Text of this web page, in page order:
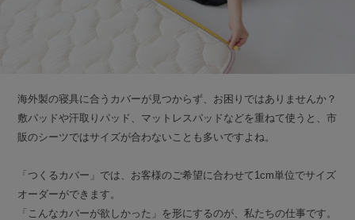
海外製の寝具に合うカバーが見つからず、お困りではありませんか？
敷パッドや汗取りパッド、マットレスパッドなどを重ねて使うと、市
販のシーツではサイズが合わないことも多いですよね。
「つくるカバー」では、お客様のご希望に合わせて1cm単位でサイズ
オーダーができます。
「こんなカバーが欲しかった」を形にするのが、私たちの仕事です。